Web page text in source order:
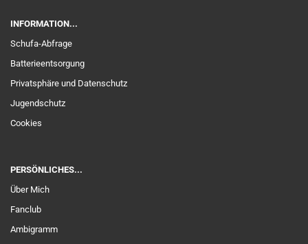
INFORMATION...
Schufa-Abfrage
Batterieentsorgung
Privatsphäre und Datenschutz
Jugendschutz
Cookies
PERSÖNLICHES...
Über Mich
Fanclub
Ambigramm